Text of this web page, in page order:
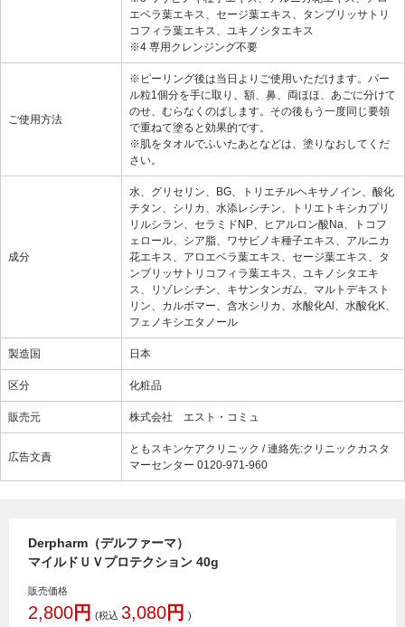
エベラ葉エキス、セージ葉エキス、タンブリッサトリ
コフィラ葉エキス、ユキノシタエキス
※4 専用クレンジング不要
ご使用方法
※ピーリング後は当日よりご使用いただけます。パー
ル粒1個分を手に取り、額、鼻、両ほほ、あごに分けて
のせ、むらなくのばします。その後もう一度同じ要領
で重ねて塗ると効果的です。
※肌をタオルでふいたあとなどは、塗りなおしてくだ
さい。
成分
水、グリセリン、BG、トリエチルヘキサノイン、酸化
チタン、シリカ、水添レシチン、トリエトキシカプリ
リルシラン、セラミドNP、ヒアルロン酸Na、トコフ
ェロール、シア脂、ワサビノキ種子エキス、アルニカ
花エキス、アロエベラ葉エキス、セージ葉エキス、タ
ンブリッサトリコフィラ葉エキス、ユキノシタエキ
ス、リゾレシチン、キサンタンガム、マルトデキスト
リン、カルボマー、含水シリカ、水酸化Al、水酸化K、
フェノキシエタノール
製造国 日本
区分 化粧品
販売元 株式会社 エスト・コミュ
広告文責
ともスキンケアクリニック / 連絡先:クリニックカスタ
マーセンター 0120-971-960
Derpharm（デルファーマ）
マイルドＵＶプロテクション 40g
販売価格
2,800円 (税込3,080円 )